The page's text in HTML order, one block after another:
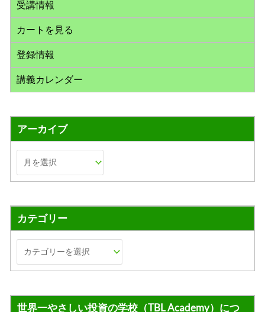
受講情報
カートを見る
登録情報
講義カレンダー
アーカイブ
カテゴリー
世界一やさしい投資の学校（TBL Academy）につ